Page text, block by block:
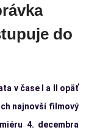
do
v čase I a II opäť
najnovší filmový
4. decembra